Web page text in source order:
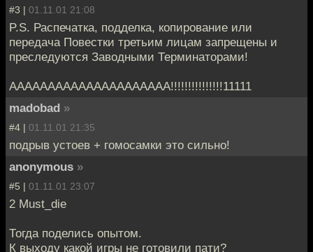
#3 | 01.11.01 21:08
P.S. Распечатка, подделка, копирование или
передача Повестки третьим лицам запрещены и
преследуются Заводными Терминаторами!
AAAAAAAAAAAAAAAAAAAAA!!!!!!!!!!!!!!!11111
madobad »
#4 | 01.11.01 21:35
подрыв устоев + гомосамки это сильно!
anonymous »
#5 | 01.11.01 23:07
2 Must_die
Тогда поделись опытом.
К выходу какой игры не готовили пати?